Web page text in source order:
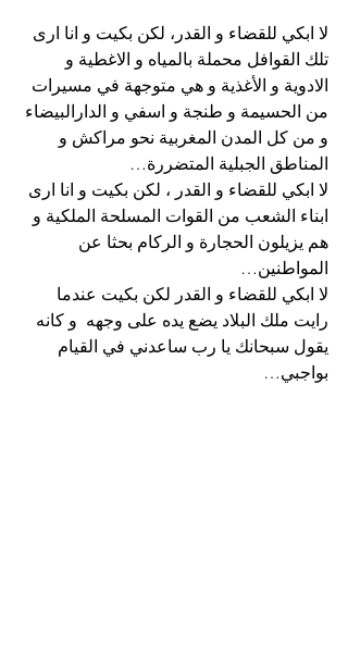
لا ابكي للقضاء و القدر، لكن بكيت و انا ارى
تلك القوافل محملة بالمياه و الاغطية و
الادوية و الأغذية و هي متوجهة في مسيرات
من الحسيمة و طنجة و اسفي و الدارالبيضاء
و من كل المدن المغربية نحو مراكش و
المناطق الجبلية المتضررة…
لا ابكي للقضاء و القدر ، لكن بكيت و انا ارى
ابناء الشعب من القوات المسلحة الملكية و
هم يزيلون الحجارة و الركام بحثا عن
المواطنين…
لا ابكي للقضاء و القدر لكن بكيت عندما
رايت ملك البلاد يضع يده على وجهه  و كانه
يقول سبحانك يا رب ساعدني في القيام
بواجبي…